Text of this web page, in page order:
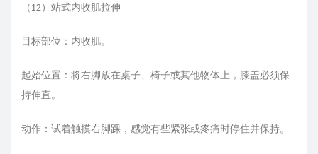
（12）站式内收肌拉伸
目标部位：内收肌。
起始位置：将右脚放在桌子、椅子或其他物体上，膝盖必须保
持伸直。
动作：试着触摸右脚踝，感觉有些紧张或疼痛时停住并保持。